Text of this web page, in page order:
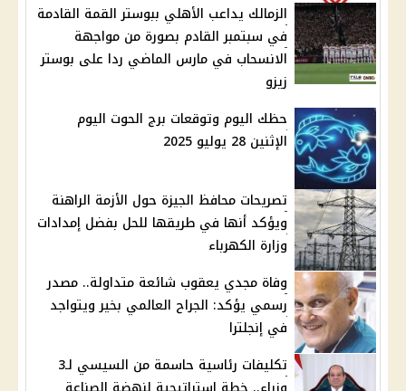
الزمالك يداعب الأهلي ببوستر القمة القادمة
في سبتمبر القادم بصورة من مواجهة
الانسحاب في مارس الماضي ردا على بوستر
زيزو
حظك اليوم وتوقعات برج الحوت اليوم
الإثنين 28 يوليو 2025
تصريحات محافظ الجيزة حول الأزمة الراهنة
ويؤكد أنها في طريقها للحل بفضل إمدادات
وزارة الكهرباء
وفاة مجدي يعقوب شائعة متداولة.. مصدر
رسمي يؤكد: الجراح العالمي بخير ويتواجد
في إنجلترا
تكليفات رئاسية حاسمة من السيسي لـ3